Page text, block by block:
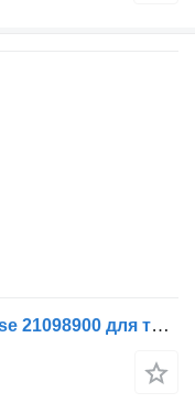
Пневмокомпрессор Knorr-Bremse 21098900 для тягача Volvo FH12, FH16, NH12, FH, VNL780 (1993-2014)